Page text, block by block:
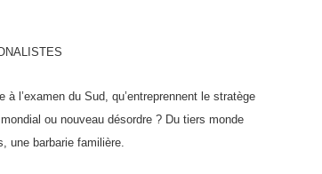
l’examen du Sud, qu’entreprennent le stratège
ou nouveau désordre ? Du tiers monde
une barbarie familière.